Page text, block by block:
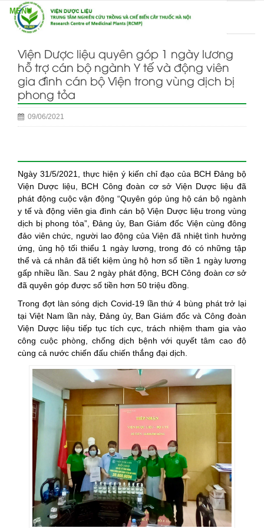
Viện Dược liệu quyên góp 1 ngày lương
hỗ trợ cán bộ ngành Y tế và động viên
gia đình cán bộ Viện trong vùng dịch bị
phong tỏa
09/06/2021
Ngày 31/5/2021, thực hiện ý kiến chỉ đạo của BCH Đảng bộ
Viện Dược liệu, BCH Công đoàn cơ sở Viện Dược liệu đã
phát động cuộc vận động “Quyên góp ủng hộ cán bộ ngành
y tế và động viên gia đình cán bộ Viện Dược liệu trong vùng
dịch bị phong tỏa”, Đảng ủy, Ban Giám đốc Viện cùng đông
đảo viên chức, người lao động của Viện đã nhiệt tình hưởng
ứng, ủng hộ tối thiểu 1 ngày lương, trong đó có những tập
thể và cá nhân đã tiết kiệm ủng hộ hơn số tiền 1 ngày lương
gấp nhiều lần. Sau 2 ngày phát động, BCH Công đoàn cơ sở
đã quyên góp được số tiền hơn 50 triệu đồng.
Trong đợt làn sóng dịch Covid-19 lần thứ 4 bùng phát trở lại
tại Việt Nam lần này, Đảng ủy, Ban Giám đốc và Công đoàn
Viện Dược liệu tiếp tục tích cực, trách nhiệm tham gia vào
công cuộc phòng, chống dịch bệnh với quyết tâm cao độ
cùng cả nước chiến đấu chiến thắng đại dịch.